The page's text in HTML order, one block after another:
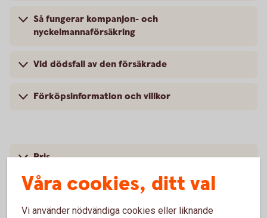
Så fungerar kompanjon- och
nyckelmannaförsäkring
Vid dödsfall av den försäkrade
Förköpsinformation och villkor
Pris
Våra cookies, ditt val
Vi använder nödvändiga cookies eller liknande